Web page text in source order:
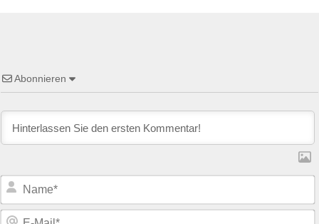
Abonnieren